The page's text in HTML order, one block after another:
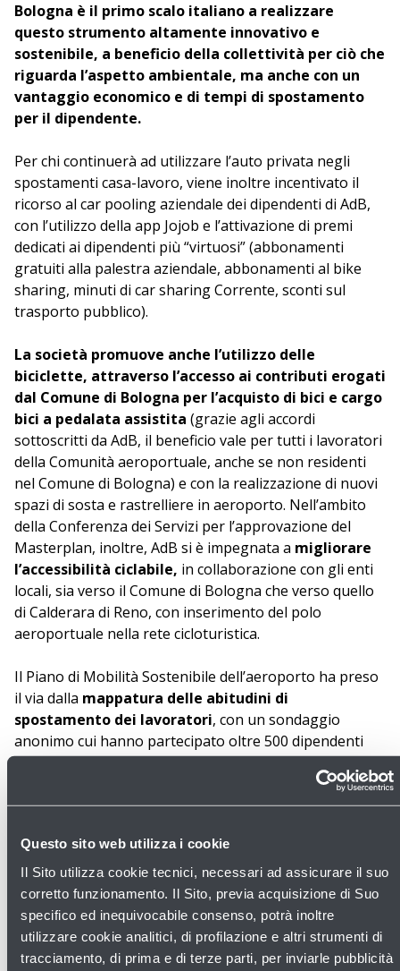
Questo sito web utilizza i cookie
Il Sito utilizza cookie tecnici, necessari ad assicurare il suo
corretto funzionamento. Il Sito, previa acquisizione di Suo
specifico ed inequivocabile consenso, potrà inoltre
utilizzare cookie analitici, di profilazione e altri strumenti di
tracciamento, di prima e di terze parti, per inviarle pubblicità
Bologna è il primo scalo italiano a realizzare
questo strumento altamente innovativo e
sostenibile, a beneficio della collettività per ciò che
riguarda l’aspetto ambientale, ma anche con un
vantaggio economico e di tempi di spostamento
per il dipendente.
Per chi continuerà ad utilizzare l’auto privata negli
spostamenti casa-lavoro, viene inoltre incentivato il
ricorso al car pooling aziendale dei dipendenti di AdB,
con l’utilizzo della app Jojob e l’attivazione di premi
dedicati ai dipendenti più “virtuosi” (abbonamenti
gratuiti alla palestra aziendale, abbonamenti al bike
sharing, minuti di car sharing Corrente, sconti sul
trasporto pubblico).
La società promuove anche l’utilizzo delle
biciclette, attraverso l’accesso ai contributi erogati
dal Comune di Bologna per l’acquisto di bici e cargo
bici a pedalata assistita (grazie agli accordi
sottoscritti da AdB, il beneficio vale per tutti i lavoratori
della Comunità aeroportuale, anche se non residenti
nel Comune di Bologna) e con la realizzazione di nuovi
spazi di sosta e rastrelliere in aeroporto. Nell’ambito
della Conferenza dei Servizi per l’approvazione del
Masterplan, inoltre, AdB si è impegnata a migliorare
l’accessibilità ciclabile, in collaborazione con gli enti
locali, sia verso il Comune di Bologna che verso quello
di Calderara di Reno, con inserimento del polo
aeroportuale nella rete cicloturistica.
Il Piano di Mobilità Sostenibile dell’aeroporto ha preso
il via dalla mappatura delle abitudini di
spostamento dei lavoratori, con un sondaggio
anonimo cui hanno partecipato oltre 500 dipendenti
delle diverse realtà aeroportuali, finalizzato ad
individuare nuove soluzioni di trasporto, più sostenibili
ed economiche.
GALLERY